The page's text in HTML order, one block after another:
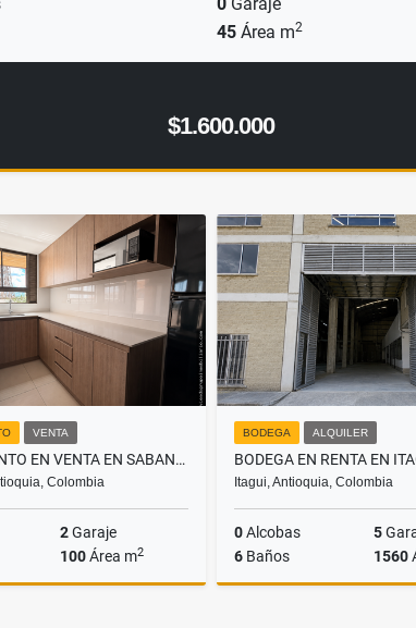
45 Área m2
$1.600.000
VENTA
APARTAMENTO EN VENTA EN SABANETA, SECTOR EL CARMELO
Colombia
2Garaje
100Área m2
BODEGA ALQUILER
Itagui, Antioquia, Colombia
0Alcobas 5
6 Baños 1560